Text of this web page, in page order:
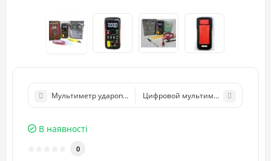
Мультиметр ударопрочный RICHMETERS RM113E НТС
Цифровой мультиметр
В наявності
0